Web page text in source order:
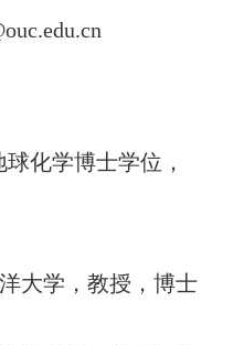
化学博士学位，
大学，教授，博士